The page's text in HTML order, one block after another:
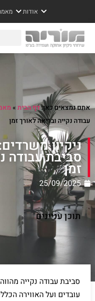
אודות
אתם נמצאים כאן:דף הבית »
עבודה נקייה ובריאה לאורך זמן
ניקיון
סביבת עבודה
זמן
25/09/2025
תוכן עניינים
סביבת עבודה נקייה
עובדים ועל האווירה